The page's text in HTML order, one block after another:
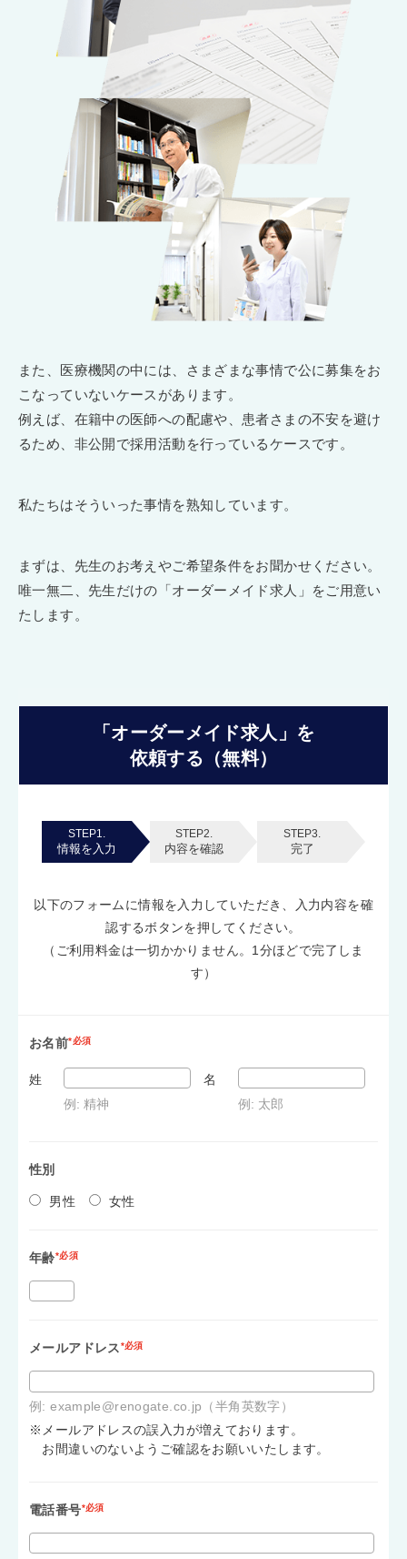
また、医療機関の中には、さまざまな事情で公に募集をお
こなっていないケースがあります。
例えば、在籍中の医師への配慮や、患者さまの不安を避け
るため、非公開で採用活動を行っているケースです。
私たちはそういった事情を熟知しています。
まずは、先生のお考えやご希望条件をお聞かせください。
唯一無二、先生だけの「オーダーメイド求人」をご用意い
たします。
「オーダーメイド求人」を
依頼する（無料）
STEP1.
情報を入力
STEP2.
内容を確認
STEP3.
完了
以下のフォームに情報を入力していただき、入力内容を確
認するボタンを押してください。
（ご利用料金は一切かかりません。1分ほどで完了しま
す）
お名前*必須
姓
例: 精神
名
例: 太郎
性別
男性 女性
年齢*必須
メールアドレス*必須
例: example@renogate.co.jp（半角英数字）
※メールアドレスの誤入力が増えております。
お間違いのないようご確認をお願いいたします。
電話番号*必須